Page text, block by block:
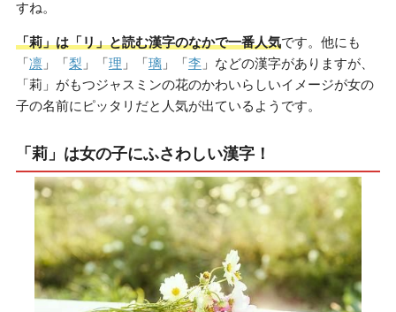
すね。
「莉」は「リ」と読む漢字のなかで一番人気です。他にも
「凛」「梨 」「理 」「璃」「李」などの漢字がありますが、
「莉」がもつジャスミンの花のかわいらしいイメージが女の
子の名前にピッタリだと人気が出ているようです。
「莉」は女の子にふさわしい漢字！